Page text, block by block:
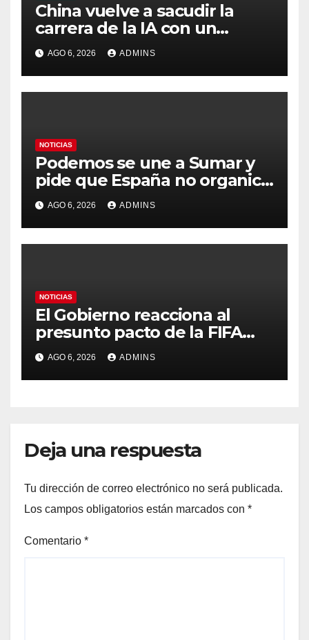
China vuelve a sacudir la
carrera de la IA con un
modelo capaz de trabajar
durante días sin intervención
humana
AGO 6, 2026 ADMINS
NOTICIAS
Podemos se une a Sumar y
pide que España no organice
el Mundial 2030 con
Marruecos por «atentar
contra la soberanía nacional»
AGO 6, 2026 ADMINS
NOTICIAS
El Gobierno reacciona al
presunto pacto de la FIFA
con Marruecos para acoger
la final del Mundial 2030:
«Tiene que ser en España»
AGO 6, 2026 ADMINS
Deja una respuesta
Tu dirección de correo electrónico no será publicada.
Los campos obligatorios están marcados con *
Comentario *